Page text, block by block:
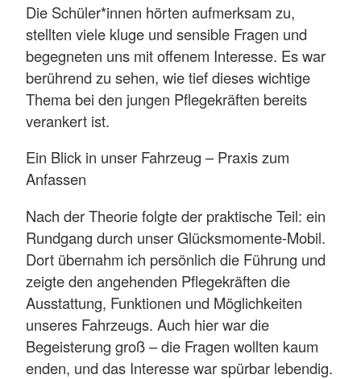
Die Schüler*innen hörten aufmerksam zu,
stellten viele kluge und sensible Fragen und
begegneten uns mit offenem Interesse. Es war
berührend zu sehen, wie tief dieses wichtige
Thema bei den jungen Pflegekräften bereits
verankert ist.
Ein Blick in unser Fahrzeug – Praxis zum
Anfassen
Nach der Theorie folgte der praktische Teil: ein
Rundgang durch unser Glücksmomente-Mobil.
Dort übernahm ich persönlich die Führung und
zeigte den angehenden Pflegekräften die
Ausstattung, Funktionen und Möglichkeiten
unseres Fahrzeugs. Auch hier war die
Begeisterung groß – die Fragen wollten kaum
enden, und das Interesse war spürbar lebendig.